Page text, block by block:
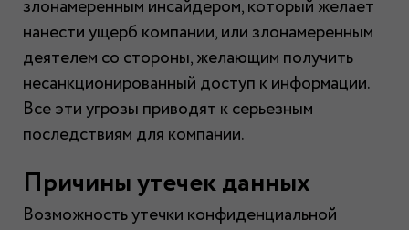
злонамеренным инсайдером, который желает
нанести ущерб компании, или злонамеренным
деятелем со стороны, желающим получить
несанкционированный доступ к информации.
Все эти угрозы приводят к серьезным
последствиям для компании.
Причины утечек данных
Возможность утечки конфиденциальной